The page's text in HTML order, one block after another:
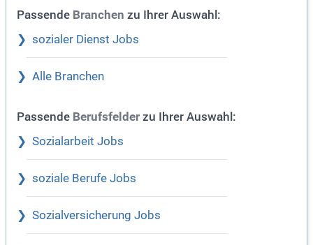
Passende Branchen zu Ihrer Auswahl:
sozialer Dienst Jobs
Alle Branchen
Passende Berufsfelder zu Ihrer Auswahl:
Sozialarbeit Jobs
soziale Berufe Jobs
Sozialversicherung Jobs